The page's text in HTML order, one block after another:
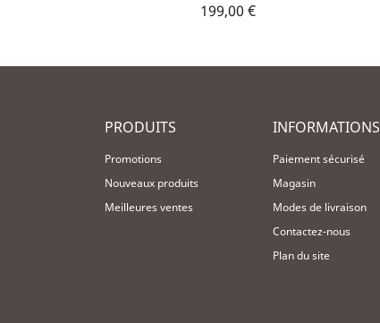
199,00 €
PRODUITS
Promotions
Nouveaux produits
Meilleures ventes
INFORMATIONS
Paiement sécurisé
Magasin
Modes de livraison
Contactez-nous
Plan du site